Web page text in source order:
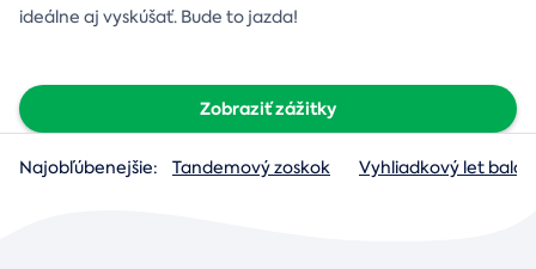
ideálne aj vyskúšať. Bude to jazda!
Zobraziť zážitky
Najobľúbenejšie: Tandemový zoskok Vyhliadkový let